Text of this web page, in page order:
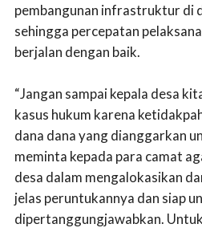
pembangunan infrastruktur di
sehingga percepatan
berjalan dengan baik.
“Jangan sampai kepala desa
kasus hukum karena
dana dana yang dianggarkan
meminta kepada para camat
desa dalam mengalokasikan
jelas peruntukannya dan siap
dipertanggungjawabkan.